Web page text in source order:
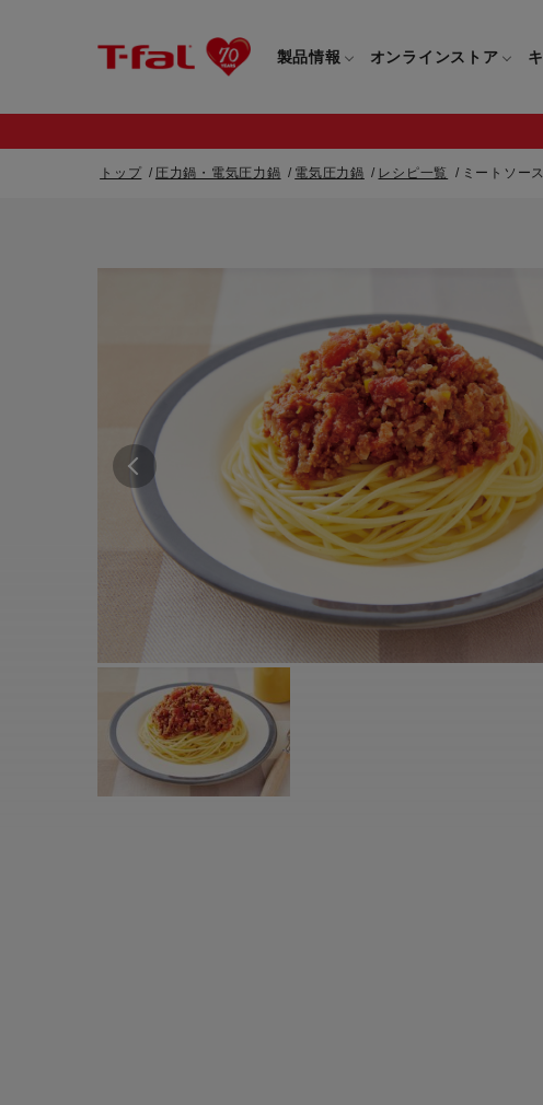
製品情報
取っ手つきフライパン・
取っ手のとれるフライ
電気ケトル
すべての電気ケトル
圧力鍋・電気圧力鍋
オンラインストア
取っ手つきフライパン・鍋一覧
取っ手のとれるフライパン・鍋一覧
電気ケトル一覧
すべての電気ケトル一覧
圧力鍋・電気圧力鍋一覧
すべての圧力鍋・電気圧力鍋一覧
圧力鍋一覧
電気圧力鍋一覧
キ
マ
保
ド
キ
カ
炊
す
す
衣
衣
重要なお知らせ
ご購
ティ
ご質問
トップ 圧力鍋・電気圧力鍋 電気圧力鍋 レシピ一覧 ミートソー